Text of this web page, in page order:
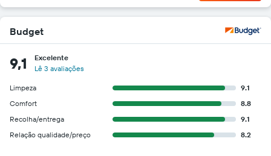
Budget
9,1
Excelente
Lê 3 avaliações
Limpeza
9.1
Comfort
8.8
Recolha/entrega
9.1
Relação qualidade/preço
8.2